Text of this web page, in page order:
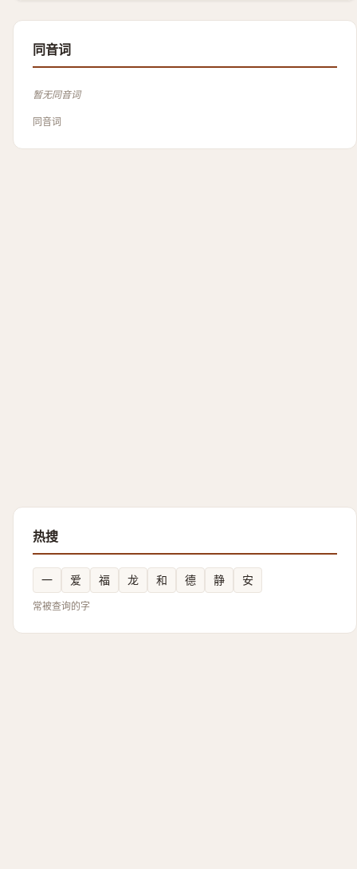
同音词
暂无同音词
同音词
热搜
一 爱 福 龙 和 德 静 安
常被查询的字